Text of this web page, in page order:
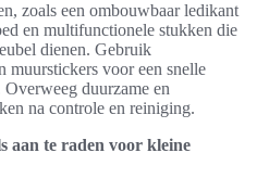
zoals een ombouwbaar ledikant
en multifunctionele stukken die
dienen. Gebruik
muurstickers voor een snelle
duurzame en
na controle en reiniging.
aan te raden voor kleine